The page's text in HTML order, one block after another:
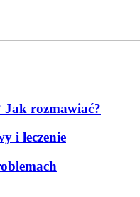
Jak rozmawiać?
i leczenie